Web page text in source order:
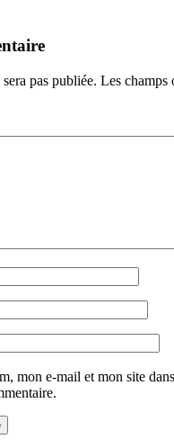
pas publiée. Les champs
mon e-mail et mon site